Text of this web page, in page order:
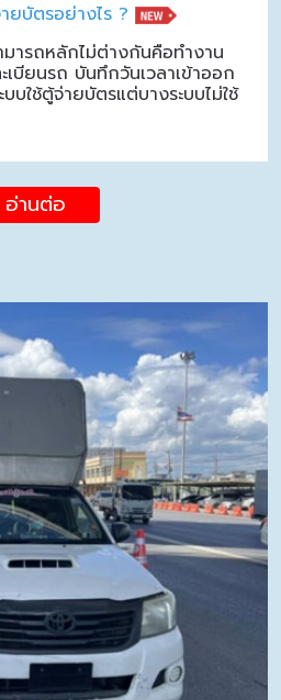
ยบัตรอย่างไร ?
ารถหลักไม่ต่างกันคือทำงาน
บียนรถ บันทึกวันเวลาเข้าออก
ใช้ตู้จ่ายบัตรแต่บางระบบไม่ใช้
อ่านต่อ